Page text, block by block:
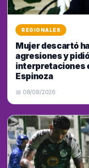
REGIONALES
Mujer descartó
agresiones y
interpretaciones
Espinoza
📅 08/08/2026